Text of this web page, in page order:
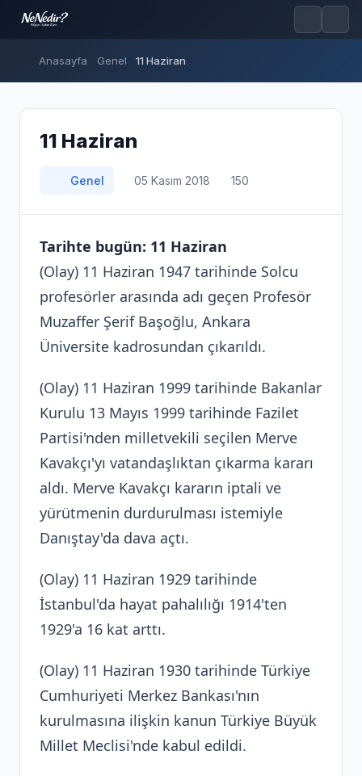
Anasayfa Genel 11 Haziran
11 Haziran
Genel 05 Kasım 2018 150
Tarihte bugün: 11 Haziran
(Olay) 11 Haziran 1947 tarihinde Solcu
profesörler arasında adı geçen Profesör
Muzaffer Şerif Başoğlu, Ankara
Üniversite kadrosundan çıkarıldı.
(Olay) 11 Haziran 1999 tarihinde Bakanlar
Kurulu 13 Mayıs 1999 tarihinde Fazilet
Partisi'nden milletvekili seçilen Merve
Kavakçı'yı vatandaşlıktan çıkarma kararı
aldı. Merve Kavakçı kararın iptali ve
yürütmenin durdurulması istemiyle
Danıştay'da dava açtı.
(Olay) 11 Haziran 1929 tarihinde
İstanbul'da hayat pahalılığı 1914'ten
1929'a 16 kat arttı.
(Olay) 11 Haziran 1930 tarihinde Türkiye
Cumhuriyeti Merkez Bankası'nın
kurulmasına ilişkin kanun Türkiye Büyük
Millet Meclisi'nde kabul edildi.